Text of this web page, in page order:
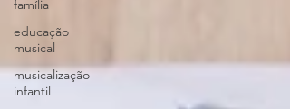
família
educação
musical
musicalização
infantil